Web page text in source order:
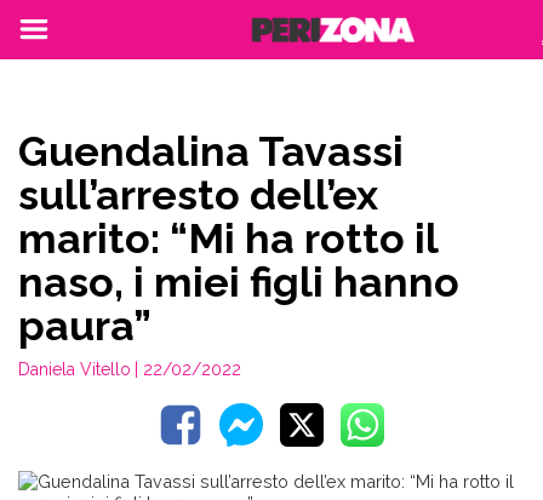
Guendalina Tavassi
sull’arresto dell’ex
marito: “Mi ha rotto il
naso, i miei figli hanno
paura”
Daniela Vitello | 22/02/2022